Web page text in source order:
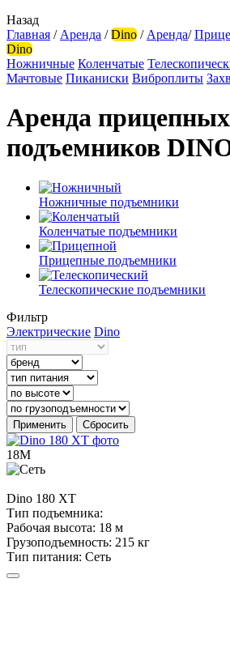
Назад
Главная / Аренда / Dino / Аренда/
Dino
Ножничные Коленчатые
Мачтовые Пиканиски Виброплиты
Аренда прицепных
подъемников
Ножничные подъемники
Коленчатые подъемники
Прицепные подъемники
Телескопические подъемники
Фильтр
Электрические Dino
Применить Сбросить
18М
Dino 180 XT
Тип подъемника:
Рабочая высота: 18 м
Грузоподъемность: 215 кг
Тип питания: Сеть